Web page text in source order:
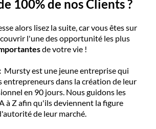
100% de nos Clients ?
alors lisez la suite, car vous êtes sur
l'une des opportunité les plus
de votre vie !
Mursty est une jeune entreprise qui
entrepreneurs dans la création de leur
en 90 jours. Nous guidons les
à Z afin qu'ils deviennent la figure
de leur marché.